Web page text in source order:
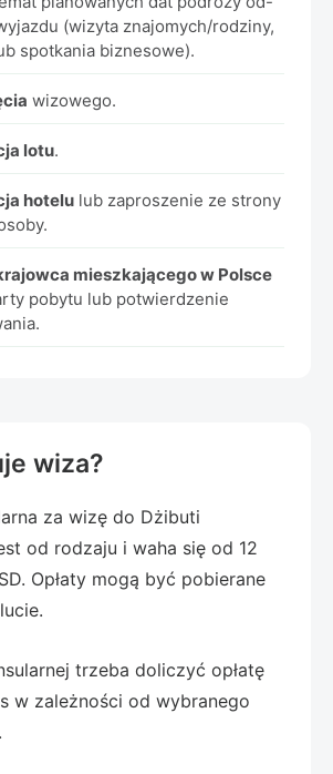
(wizyta znajomych/rodziny,
spotkania biznesowe).
wizowego.
lotu.
hotelu lub zaproszenie ze strony
mieszkającego w Polsce
pobytu lub potwierdzenie
wiza?
za wizę do Dżibuti
od rodzaju i waha się od 12
Opłaty mogą być pobierane
trzeba doliczyć opłatę
w zależności od wybranego